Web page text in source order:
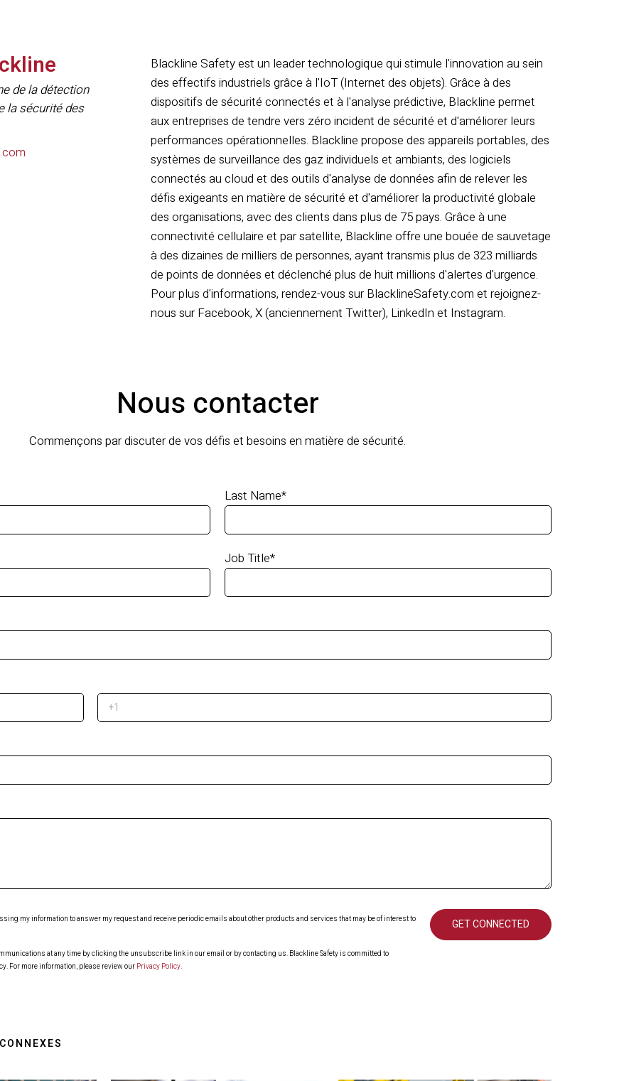
de la détection
la sécurité des
Blackline Safety est un leader technologique qui stimule l'innovation au sein
des effectifs industriels grâce à l'IoT (Internet des objets). Grâce à des
dispositifs de sécurité connectés et à l'analyse prédictive, Blackline permet
aux entreprises de tendre vers zéro incident de sécurité et d'améliorer leurs
performances opérationnelles. Blackline propose des appareils portables, des
systèmes de surveillance des gaz individuels et ambiants, des logiciels
connectés au cloud et des outils d'analyse de données afin de relever les
défis exigeants en matière de sécurité et d'améliorer la productivité globale
des organisations, avec des clients dans plus de 75 pays. Grâce à une
connectivité cellulaire et par satellite, Blackline offre une bouée de sauvetage
à des dizaines de milliers de personnes, ayant transmis plus de 323 milliards
de points de données et déclenché plus de huit millions d'alertes d'urgence.
Pour plus d'informations, rendez-vous sur BlacklineSafety.com et rejoignez-
nous sur Facebook, X (anciennement Twitter), LinkedIn et Instagram.
Nous contacter
Commençons par discuter de vos défis et besoins en matière de sécurité.
Last Name*
Job Title*
my information to answer my request and receive periodic emails about other products and services that may be of interest to
at any time by clicking the unsubscribe link in our email or by contacting us. Blackline Safety is committed to
For more information, please review our Privacy Policy.